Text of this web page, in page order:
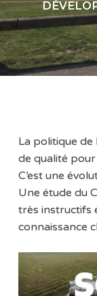
La politique de
de qualité
C’est une
Une étude du
très instructifs
connaissance